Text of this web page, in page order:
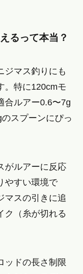
るって本当？
ジマス釣りにも
。特に120cmモ
合ルアー0.6〜7g
スプーンにぴっ
がルアーに反応
やすい環境で
マスの引きに追
ク（糸が切れる
ッドの長さ制限